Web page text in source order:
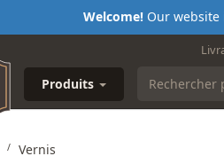
Welcome!Our website
Produits
Vernis